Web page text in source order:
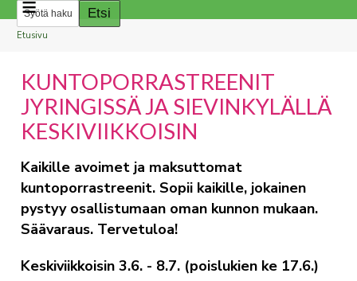
Breadcrumbs
You
here:
Etusivu
KUNTOPORRASTREENIT
JYRINGISSÄ JA SIEVINKYLÄLLÄ
KESKIVIIKKOISIN
Kaikille avoimet ja maksuttomat
kuntoporrastreenit. Sopii kaikille, jokainen
pystyy osallistumaan oman kunnon mukaan.
Säävaraus. Tervetuloa!
Keskiviikkoisin 3.6. - 8.7. (poislukien ke 17.6.)